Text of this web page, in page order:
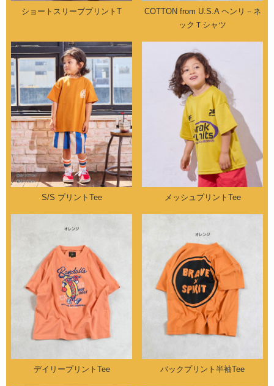
ショートスリーブプリントT
COTTON from U.S.A ヘンリ－ネ
ックＴシャツ
S/S プリントTee メッシュプリントTee
デイリープリントTee バックプリント半袖Tee